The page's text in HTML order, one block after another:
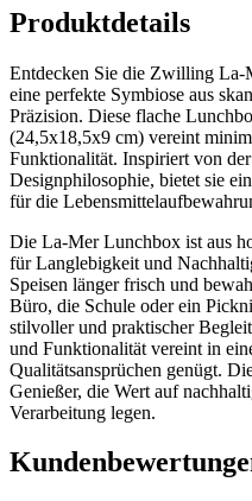
Produktdetails
Entdecken Sie die Zwilling La-
eine perfekte Symbiose aus
Präzision. Diese flache
(24,5x18,5x9 cm) vereint
Funktionalität. Inspiriert von
Designphilosophie, bietet sie
für die
Die La-Mer Lunchbox ist aus
für Langlebigkeit und
Speisen länger frisch und
Büro, die Schule oder ein
stilvoller und praktischer
und Funktionalität vereint in
Qualitätsansprüchen genügt.
Genießer, die Wert auf
Verarbeitung legen.